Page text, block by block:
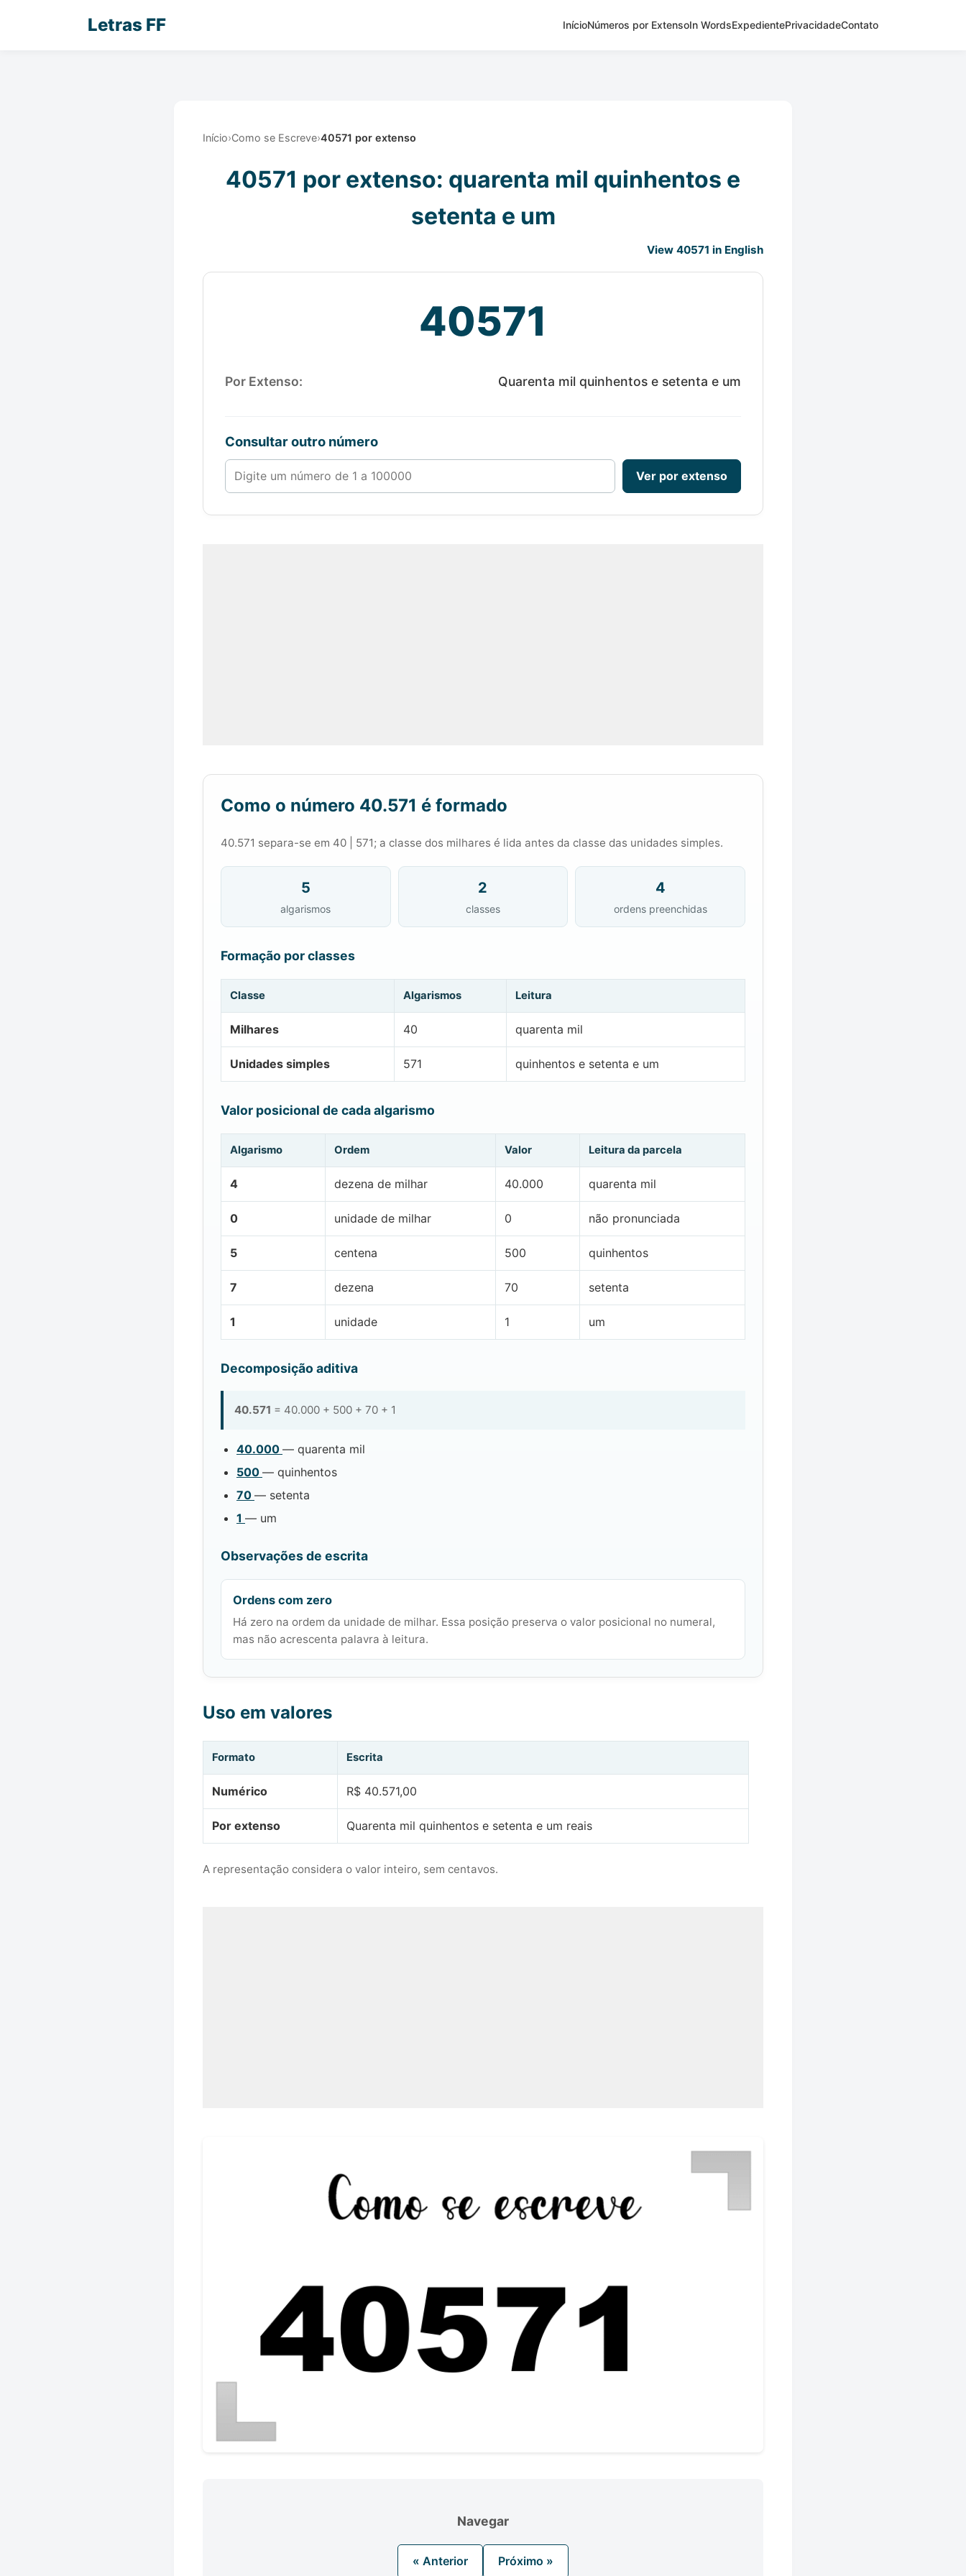
Letras FF InícioNúmeros por ExtensoIn WordsExpedientePrivacidadeContato
Início›Como se Escreve›40571 por extenso
40571 por extenso: quarenta mil quinhentos e
setenta e um
View 40571 in English
40571
Por Extenso: Quarenta mil quinhentos e setenta e um
Consultar outro número
Número de 1 a 100000
Ver por extenso
Como o número 40.571 é formado
40.571 separa-se em 40 | 571; a classe dos milhares é lida antes da classe das unidades simples.
5
algarismos
2
classes
4
ordens preenchidas
Formação por classes
Classe Algarismos Leitura
Milhares 40 quarenta mil
Unidades simples 571 quinhentos e setenta e um
Valor posicional de cada algarismo
Algarismo Ordem Valor Leitura da parcela
4 dezena de milhar 40.000 quarenta mil
0 unidade de milhar 0 não pronunciada
5 centena 500 quinhentos
7 dezena 70 setenta
1 unidade 1 um
Decomposição aditiva
40.571 = 40.000 + 500 + 70 + 1
40.000 — quarenta mil
500 — quinhentos
70 — setenta
1 — um
Observações de escrita
Ordens com zero
Há zero na ordem da unidade de milhar. Essa posição preserva o valor posicional no numeral,
mas não acrescenta palavra à leitura.
Uso em valores
Formato Escrita
Numérico R$ 40.571,00
Por extenso Quarenta mil quinhentos e setenta e um reais
A representação considera o valor inteiro, sem centavos.
Navegar
« Anterior Próximo »